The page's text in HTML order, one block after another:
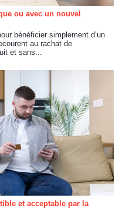
ou avec un nouvel
bénéficier simplement d’un
au rachat de
et sans...
et acceptable par la